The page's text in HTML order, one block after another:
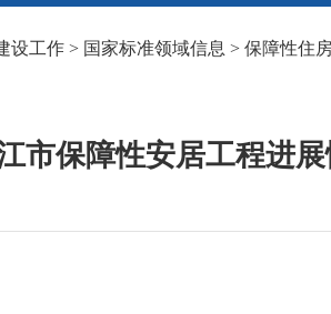
设工作 > 国家标准领域信息 > 保障性住
市保障性安居工程进